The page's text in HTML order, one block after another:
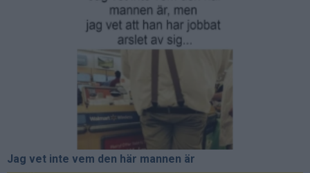
Jag vet inte vem den här mannen är